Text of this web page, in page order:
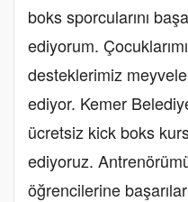
boks sporcularını
ediyorum.
desteklerimiz
ediyor. Kemer
ücretsiz kick boks
ediyoruz.
öğrencilerine